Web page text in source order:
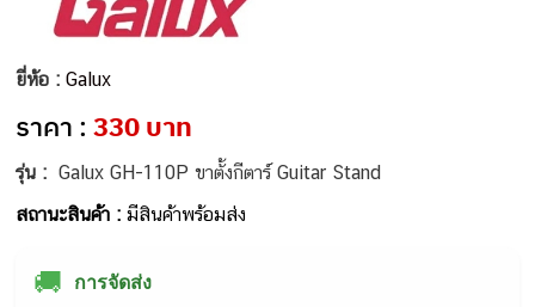
ยี่ห้อ :Galux
ราคา :330 บาท
รุ่น :Galux GH-110P ขาตั้งกีตาร์ Guitar Stand
สถานะสินค้า :มีสินค้าพร้อมส่ง
🚚 การจัดส่ง